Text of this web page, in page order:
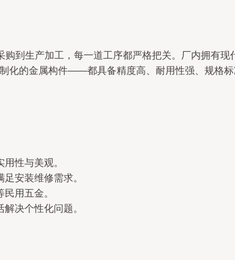
到生产加工，每一道工序都严格把关。厂内拥有现
的金属构件——都具备精度高、耐用性强、规格标
性与美观。
安装维修需求。
用五金。
决个性化问题。